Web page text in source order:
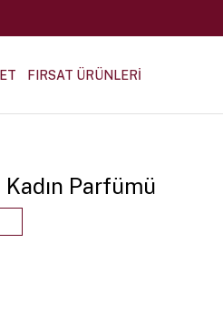
FIRSAT ÜRÜNLERİ
Parfümü